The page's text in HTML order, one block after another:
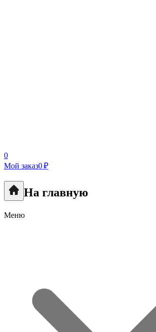
0
Мой заказ0 ₽
На главную
Меню